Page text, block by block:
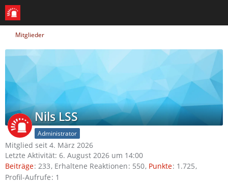
Mitglieder
Nils LSS
Administrator
Mitglied seit 4. März 2026
Letzte Aktivität: 6. August 2026 um 14:00
Beiträge 233 Erhaltene Reaktionen 550 Punkte 1.725
Profil-Aufrufe 1